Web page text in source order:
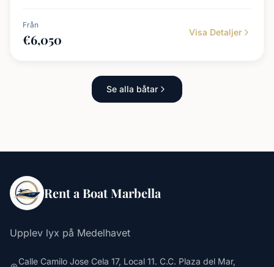
Från
€6,050 Visa Detaljer
Se alla båtar
Rent a Boat Marbella
Upplev lyx på Medelhavet
Calle Camilo Jose Cela 17, Local 11. C.C. Plaza del Mar,